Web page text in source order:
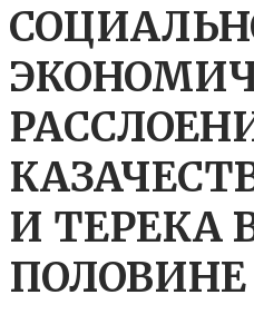
И ТЕРЕКА
ПОЛОВИНЕ